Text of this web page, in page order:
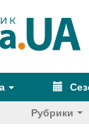
Рубрики